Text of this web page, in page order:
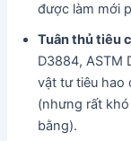
được làm mới
Tuân thủ tiêu
D3884, ASTM
vật tư tiêu hao
(nhưng rất
bằng).